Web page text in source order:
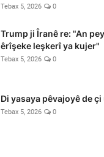
Tebax 5, 2026 0
Trump ji Îranê re: "An
êrîşeke leşkerî ya kujer"
Tebax 5, 2026 0
Di yasaya pêvajoyê de çi
Tebax 5, 2026 0